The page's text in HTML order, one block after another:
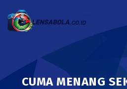
CUMA MENANG